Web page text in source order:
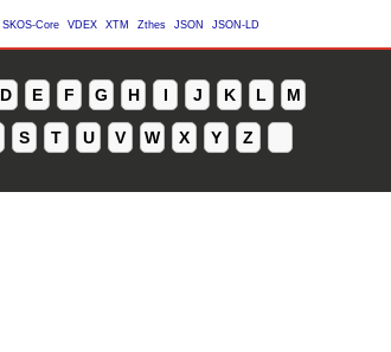
SKOS-Core VDEX XTM Zthes JSON JSON-LD
D E F G H I J K L M
S T U V W X Y Z